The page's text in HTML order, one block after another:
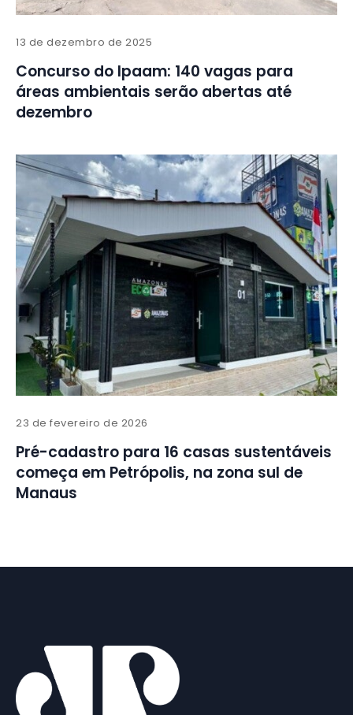
13 de dezembro de 2025
Concurso do Ipaam: 140 vagas para
áreas ambientais serão abertas até
dezembro
23 de fevereiro de 2026
Pré-cadastro para 16 casas sustentáveis
começa em Petrópolis, na zona sul de
Manaus